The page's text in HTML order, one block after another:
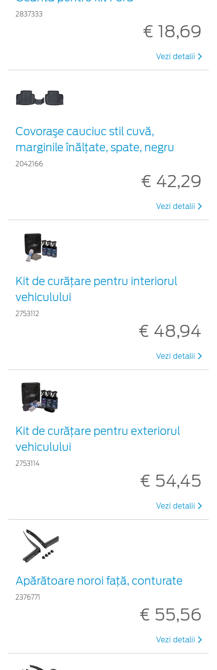
2837333
€ 18,69
Vezi detalii
Covoraşe cauciuc stil cuvă,
marginile înălțate, spate, negru
2042166
€ 42,29
Vezi detalii
Kit de curățare pentru interiorul
vehiculului
2753112
€ 48,94
Vezi detalii
Kit de curățare pentru exteriorul
vehiculului
2753114
€ 54,45
Vezi detalii
Apărătoare noroi față, conturate
2376771
€ 55,56
Vezi detalii